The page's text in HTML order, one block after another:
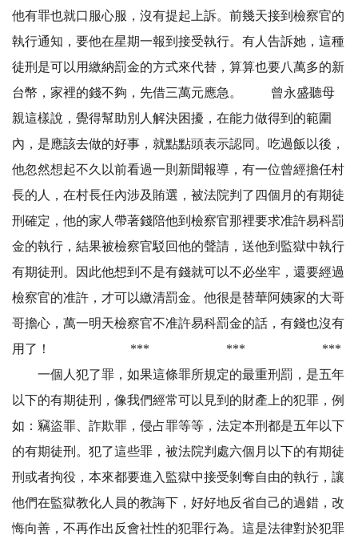
他有罪也就口服心服，沒有提起上訴。前幾天接到檢察官的
執行通知，要他在星期一報到接受執行。有人告訴她，這種
徒刑是可以用繳納罰金的方式來代替，算算也要八萬多的新
台幣，家裡的錢不夠，先借三萬元應急。 曾永盛聽母
親這樣說，覺得幫助別人解決困擾，在能力做得到的範圍
內，是應該去做的好事，就點點頭表示認同。吃過飯以後，
他忽然想起不久以前看過一則新聞報導，有一位曾經擔任村
長的人，在村長任內涉及賄選，被法院判了四個月的有期徒
刑確定，他的家人帶著錢陪他到檢察官那裡要求准許易科罰
金的執行，結果被檢察官駁回他的聲請，送他到監獄中執行
有期徒刑。因此他想到不是有錢就可以不必坐牢，還要經過
檢察官的准許，才可以繳清罰金。他很是替華阿姨家的大哥
哥擔心，萬一明天檢察官不准許易科罰金的話，有錢也沒有
用了！ *** *** ***
一個人犯了罪，如果這條罪所規定的最重刑罰，是五年
以下的有期徒刑，像我們經常可以見到的財產上的犯罪，例
如：竊盜罪、詐欺罪，侵占罪等等，法定本刑都是五年以下
的有期徒刑。犯了這些罪，被法院判處六個月以下的有期徒
刑或者拘役，本來都要進入監獄中接受剝奪自由的執行，讓
他們在監獄教化人員的教誨下，好好地反省自己的過錯，改
悔向善，不再作出反會社性的犯罪行為。這是法律對於犯罪